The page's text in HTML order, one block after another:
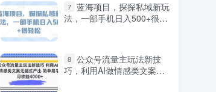
7 蓝海项目，探探私域新玩
法，一部手机日入500+很轻
8 公众号流量主玩法新技
巧，利用AI做情感类文案无